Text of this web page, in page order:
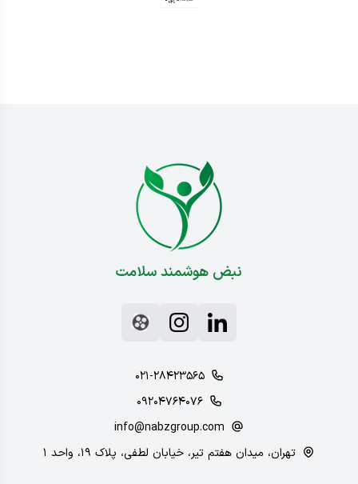
نبض هوشمند سلامت
۰۲۱-۲۸۴۲۳۵۶۵
۰۹۲۰۴۷۶۴۰۷۶
info@nabzgroup.com
تهران، میدان هفتم تیر، خیابان لطفی، پلاک ۱۹، واحد ۱